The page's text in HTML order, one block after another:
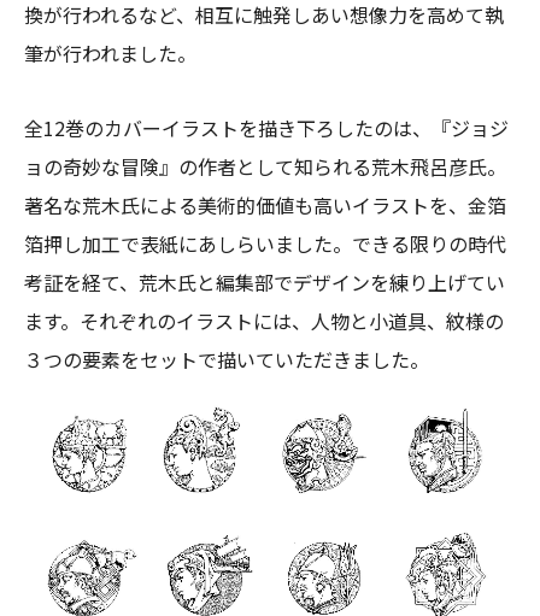
換が行われるなど、相互に触発しあい想像力を高めて執
筆が行われました。
全12巻のカバーイラストを描き下ろしたのは、『ジョジ
ョの奇妙な冒険』の作者として知られる荒木飛呂彦氏。
著名な荒木氏による美術的価値も高いイラストを、金箔
箔押し加工で表紙にあしらいました。できる限りの時代
考証を経て、荒木氏と編集部でデザインを練り上げてい
ます。それぞれのイラストには、人物と小道具、紋様の
３つの要素をセットで描いていただきました。